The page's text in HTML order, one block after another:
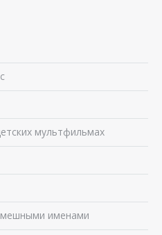
мультфильмах
именами